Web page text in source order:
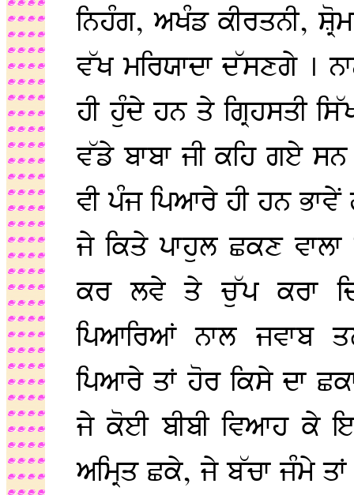
ਨਿਹੰਗ, ਅਖੰਡ ਕੀਰਤਨੀ,
ਵੱਖ ਮਰਿਯਾਦਾ ਦੱਸਣਗੇ ।
ਹੀ ਹੁੰਦੇ ਹਨ ਤੇ ਗ੍ਰਿਹਸਤੀ
ਵੱਡੇ ਬਾਬਾ ਜੀ ਕਹਿ ਗਏ
ਵੀ ਪੰਜ ਪਿਆਰੇ ਹੀ ਹਨ
ਜੇ ਕਿਤੇ ਪਾਹੁਲ ਛਕਣ ਵਾਲਾ
ਕਰ ਲਵੇ ਤੇ ਚੁੱਪ ਕਰਾ
ਪਿਆਰਿਆਂ ਨਾਲ ਜਵਾਬ
ਪਿਆਰੇ ਤਾਂ ਹੋਰ ਕਿਸੇ ਦਾ
ਜੇ ਕੋਈ ਬੀਬੀ ਵਿਆਹ ਕੇ
ਅਮ੍ਰਿਤ ਛਕੇ, ਜੇ ਬੱਚਾ ਜੰਮੇ